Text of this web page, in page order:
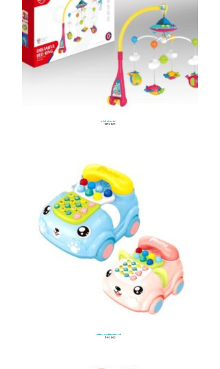
Móvil de Bebé
$109.900
Teléfono Multifuncional
$46.900